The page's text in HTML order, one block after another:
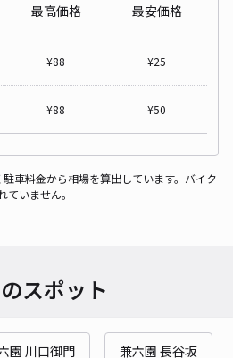
最高価格 最安価格
¥88 ¥25
¥88 ¥50
車料金から相場を算出しています。バイク
いません。
スポット
園 川口御門 兼六園 長谷坂